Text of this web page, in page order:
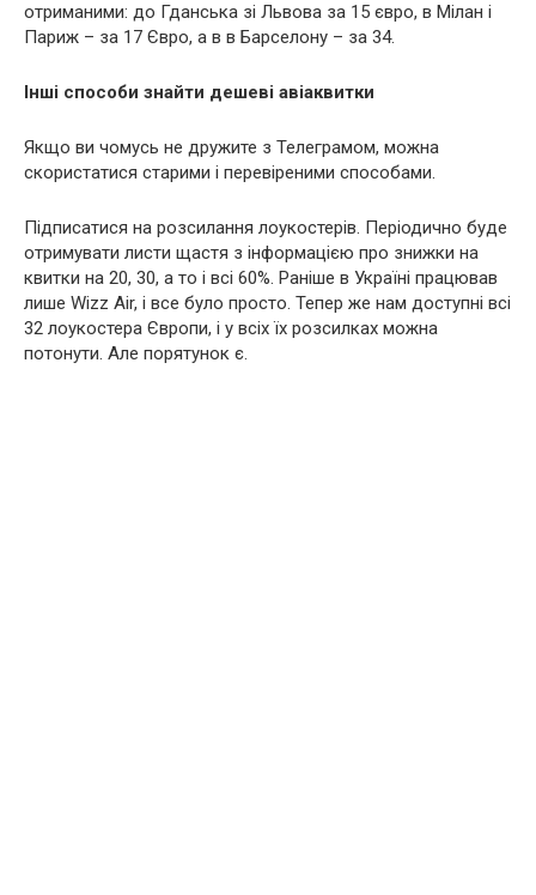
отриманими: до Гданська зі Львова за 15 євро, в Мілан і
Париж – за 17 Євро, а в в Барселону – за 34.
Інші способи знайти дешеві авіаквитки
Якщо ви чомусь не дружите з Телеграмом, можна
скористатися старими і перевіреними способами.
Підписатися на розсилання лоукостерів. Періодично буде
отримувати листи щастя з інформацією про знижки на
квитки на 20, 30, а то і всі 60%. Раніше в Україні працював
лише Wizz Air, і все було просто. Тепер же нам доступні всі
32 лоукостера Європи, і у всіх їх розсилках можна
потонути. Але порятунок є.